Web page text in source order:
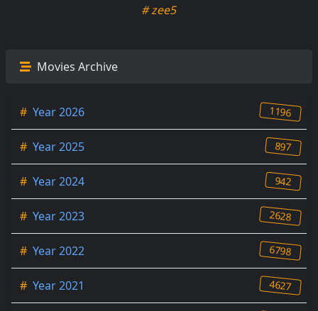
# zee5
Movies Archive
# Year 2026 1196
# Year 2025 897
# Year 2024 942
# Year 2023 2628
# Year 2022 6798
# Year 2021 4627